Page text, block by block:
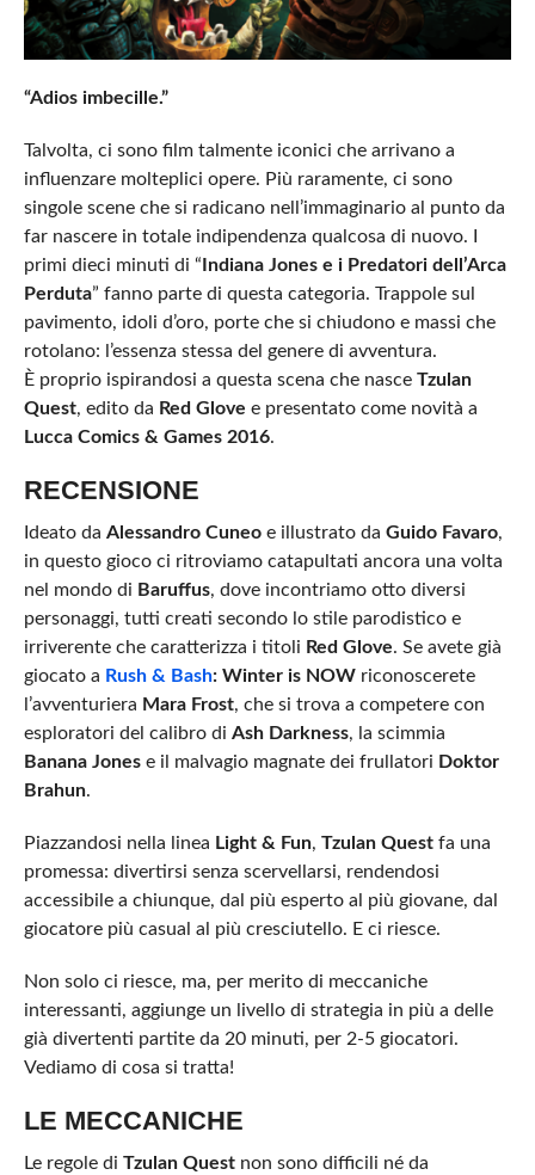
“Adios imbecille.”
Talvolta, ci sono film talmente iconici che arrivano a
influenzare molteplici opere. Più raramente, ci sono
singole scene che si radicano nell’immaginario al punto da
far nascere in totale indipendenza qualcosa di nuovo. I
primi dieci minuti di “ Indiana Jones e i Predatori dell’Arca
Perduta” fanno parte di questa categoria. Trappole sul
pavimento, idoli d’oro, porte che si chiudono e massi che
rotolano: l’essenza stessa del genere di avventura.
È proprio ispirandosi a questa scena che nasce Tzulan
Quest, edito da Red Glove e presentato come novità a
Lucca Comics & Games 2016.
RECENSIONE
Ideato da Alessandro Cuneoe illustrato da Guido Favaro,
in questo gioco ci ritroviamo catapultati ancora una volta
nel mondo di Baruffus, dove incontriamo otto diversi
personaggi, tutti creati secondo lo stile parodistico e
irriverente che caratterizza i titoli Red Glove. Se avete già
giocato a Rush & Bash: Winter is NOWriconoscerete
l’avventuriera Mara Frost, che si trova a competere con
esploratori del calibro di Ash Darkness, la scimmia
Banana Jonese il malvagio magnate dei frullatori Doktor
Brahun.
Piazzandosi nella linea Light & Fun, Tzulan Questfa una
promessa: divertirsi senza scervellarsi, rendendosi
accessibile a chiunque, dal più esperto al più giovane, dal
giocatore più casual al più cresciutello. E ci riesce.
Non solo ci riesce, ma, per merito di meccaniche
interessanti, aggiunge un livello di strategia in più a delle
già divertenti partite da 20 minuti, per 2-5 giocatori.
Vediamo di cosa si tratta!
LE MECCANICHE
Le regole di Tzulan Questnon sono difficili né da